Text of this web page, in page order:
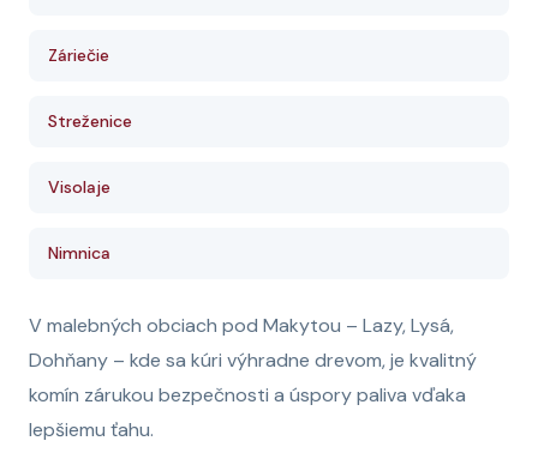
Záriečie
Streženice
Visolaje
Nimnica
V malebných obciach pod Makytou – Lazy, Lysá,
Dohňany – kde sa kúri výhradne drevom, je kvalitný
komín zárukou bezpečnosti a úspory paliva vďaka
lepšiemu ťahu.